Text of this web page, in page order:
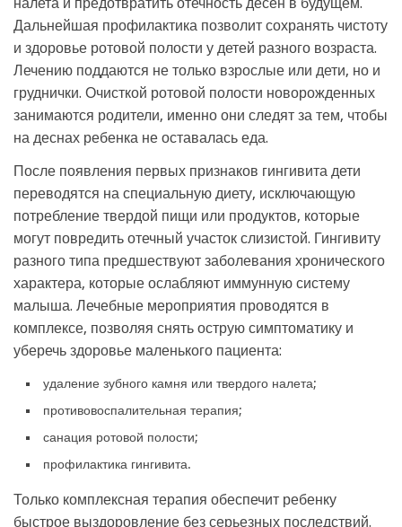
Дальнейшая профилактика позволит сохранять чистоту
и здоровье ротовой полости у детей разного возраста.
Лечению поддаются не только взрослые или дети, но и
груднички. Очисткой ротовой полости новорожденных
занимаются родители, именно они следят за тем, чтобы
на деснах ребенка не оставалась еда.
После появления первых признаков гингивита дети
переводятся на специальную диету, исключающую
потребление твердой пищи или продуктов, которые
могут повредить отечный участок слизистой. Гингивиту
разного типа предшествуют заболевания хронического
характера, которые ослабляют иммунную систему
малыша. Лечебные мероприятия проводятся в
комплексе, позволяя снять острую симптоматику и
уберечь здоровье маленького пациента:
удаление зубного камня или твердого налета;
противовоспалительная терапия;
санация ротовой полости;
профилактика гингивита.
Только комплексная терапия обеспечит ребенку
быстрое выздоровление без серьезных последствий.